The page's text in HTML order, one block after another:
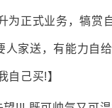
为正式业务，犒赏
家送，有能力自
自己买!】